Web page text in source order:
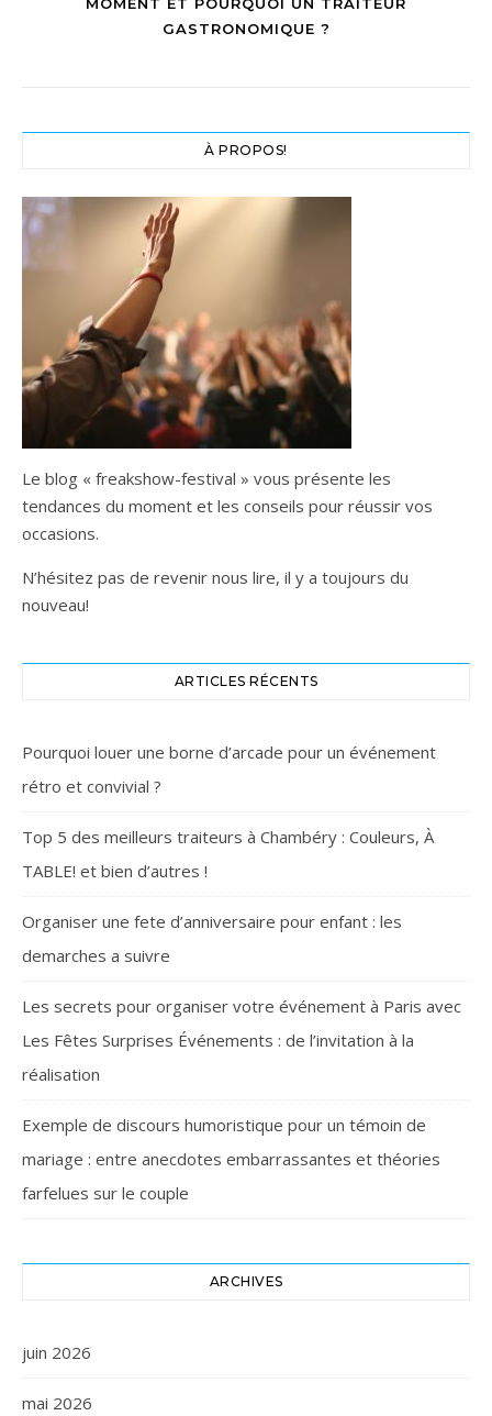
MOMENT ET POURQUOI UN TRAITEUR
GASTRONOMIQUE ?
À PROPOS!
Le blog « freakshow-festival » vous présente les
tendances du moment et les conseils pour réussir vos
occasions.
N’hésitez pas de revenir nous lire, il y a toujours du
nouveau!
ARTICLES RÉCENTS
Pourquoi louer une borne d’arcade pour un événement
rétro et convivial ?
Top 5 des meilleurs traiteurs à Chambéry : Couleurs, À
TABLE! et bien d’autres !
Organiser une fete d’anniversaire pour enfant : les
demarches a suivre
Les secrets pour organiser votre événement à Paris avec
Les Fêtes Surprises Événements : de l’invitation à la
réalisation
Exemple de discours humoristique pour un témoin de
mariage : entre anecdotes embarrassantes et théories
farfelues sur le couple
ARCHIVES
juin 2026
mai 2026